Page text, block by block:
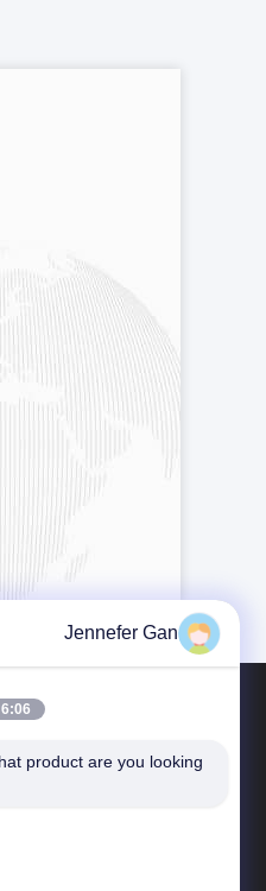
Jennefer Gan
6:06 AM
product are you looking